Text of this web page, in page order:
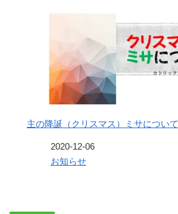
主の降誕（クリスマス）ミサについて
2020-12-06
関連理由お知らせ